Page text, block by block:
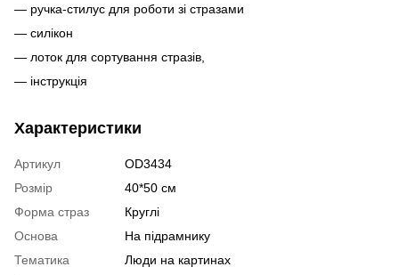
— ручка-стилус для роботи зі стразами
— силікон
— лоток для сортування стразів,
— інструкція
Характеристики
Артикул
OD3434
Розмір
40*50 см
Форма страз
Круглі
Основа
На підрамнику
Тематика
Люди на картинах